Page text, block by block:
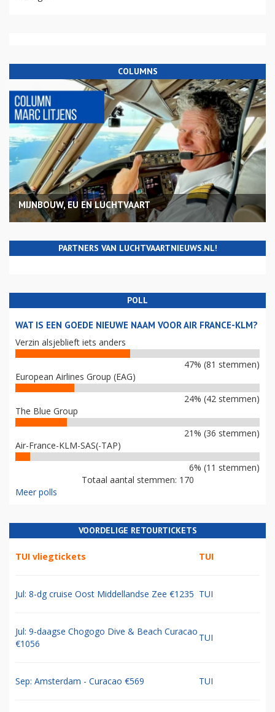
COLUMNS
MIJNBOUW, EU EN LUCHTVAART
PARTNERS VAN LUCHTVAARTNIEUWS.NL!
POLL
WAT IS EEN GOEDE NIEUWE NAAM VOOR AIR FRANCE-KLM?
Verzin alsjeblieft iets anders
47% (81 stemmen)
European Airlines Group (EAG)
24% (42 stemmen)
The Blue Group
21% (36 stemmen)
Air-France-KLM-SAS(-TAP)
6% (11 stemmen)
Totaal aantal stemmen: 170
Meer polls
VOORDELIGE RETOURTICKETS
TUI vliegtickets TUI
Jul: 8-dg cruise Oost Middellandse Zee €1235 TUI
Jul: 9-daagse Chogogo Dive & Beach Curacao
€1056
TUI
Sep: Amsterdam - Curacao €569 TUI